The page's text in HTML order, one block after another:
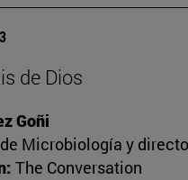
de Dios
Goñi
Microbiología y
The Conversation